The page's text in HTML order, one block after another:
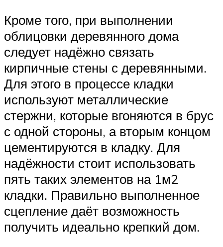
Кроме того, при выполнении
облицовки деревянного дома
следует надёжно связать
кирпичные стены с деревянными.
Для этого в процессе кладки
используют металлические
стержни, которые вгоняются в брус
с одной стороны, а вторым концом
цементируются в кладку. Для
надёжности стоит использовать
пять таких элементов на 1м2
кладки. Правильно выполненное
сцепление даёт возможность
получить идеально крепкий дом.